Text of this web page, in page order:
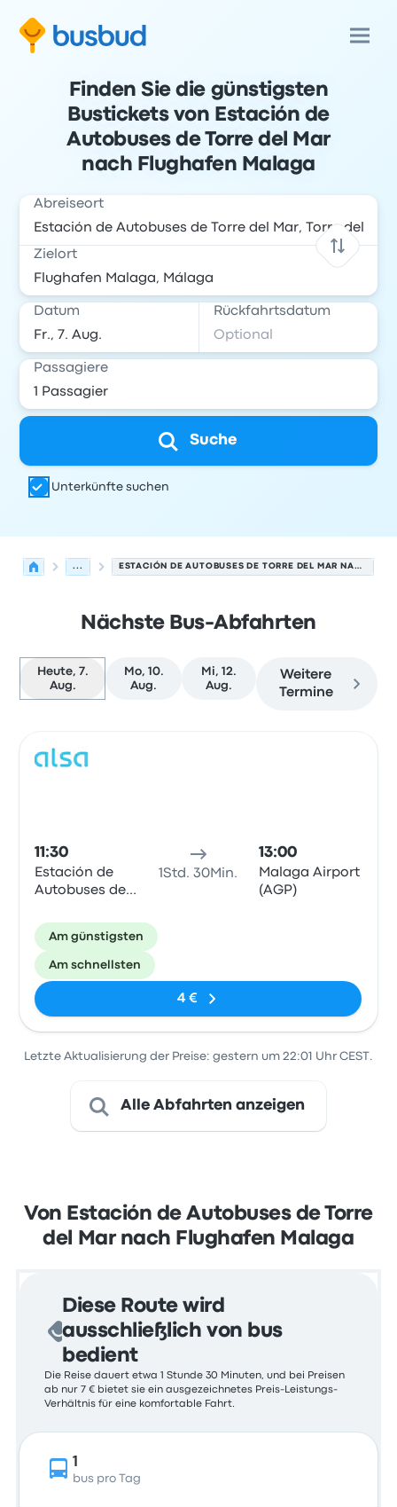
Finden Sie die günstigsten
Bustickets von Estación de
Autobuses de Torre del Mar
nach Flughafen Malaga
Abreiseort
Zielort
Datum Rückfahrtsdatum
Passagiere
Suche
Unterkünfte suchen
... ESTACIÓN DE AUTOBUSES DE TORRE DEL MAR NACH FLUGHAFEN MALAGA
Nächste Bus-Abfahrten
Heute, 7.
Aug.
Mo, 10.
Aug.
Mi, 12.
Aug.
Weitere
Termine
11:30
Estación de
Autobuses de
1Std. 30Min.
13:00
Malaga Airport
(AGP)
Am günstigsten
Am schnellsten
4 €
Letzte Aktualisierung der Preise: gestern um 22:01 Uhr CEST.
Alle Abfahrten anzeigen
Von Estación de Autobuses de Torre
del Mar nach Flughafen Malaga
Diese Route wird
ausschließlich von bus
bedient
Die Reise dauert etwa 1 Stunde 30 Minuten, und bei Preisen
ab nur 7 € bietet sie ein ausgezeichnetes Preis-Leistungs-
Verhältnis für eine komfortable Fahrt.
1
bus pro Tag